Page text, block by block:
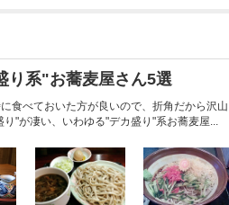
り系"お蕎麦屋さん5選
食べておいた方が良いので、折角だから沢山
"が凄い、いわゆる"デカ盛り"系お蕎麦屋...